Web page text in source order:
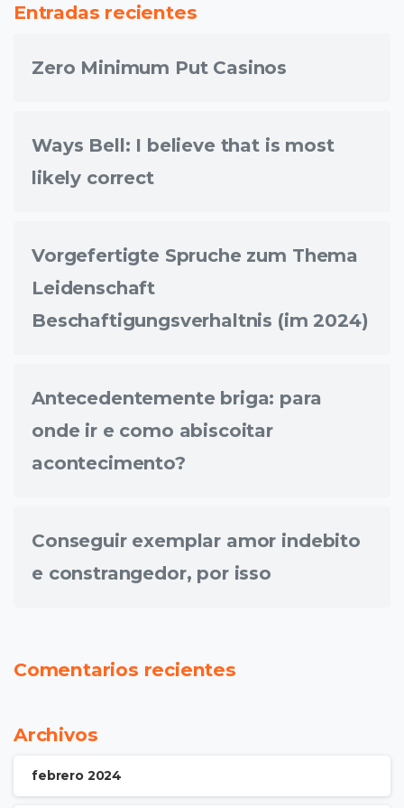
Entradas recientes
Zero Minimum Put Casinos
Ways Bell: I believe that is most
likely correct
Vorgefertigte Spruche zum Thema
Leidenschaft
Beschaftigungsverhaltnis (im 2024)
Antecedentemente briga: para
onde ir e como abiscoitar
acontecimento?
Conseguir exemplar amor indebito
e constrangedor, por isso
Comentarios recientes
Archivos
febrero 2024